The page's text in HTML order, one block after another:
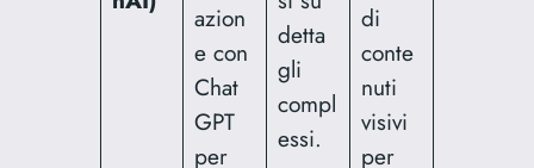
azion
e con
Chat
GPT
per
detta
gli
compl
essi.
di
conte
nuti
visivi
per